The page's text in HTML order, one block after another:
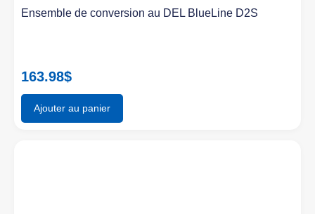
Ensemble de conversion au DEL BlueLine D2S
163.98$
Ajouter au panier